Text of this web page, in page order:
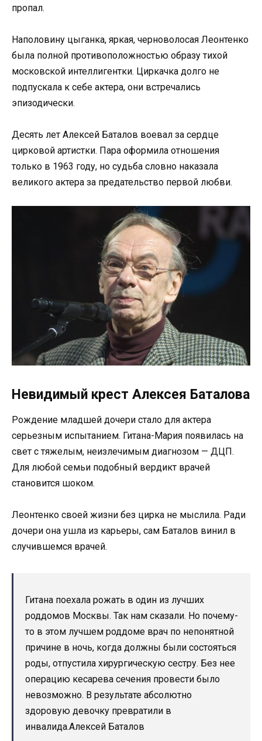
пропал.
Наполовину цыганка, яркая, черноволосая Леонтенко
была полной противоположностью образу тихой
московской интеллигентки. Циркачка долго не
подпускала к себе актера, они встречались
эпизодически.
Десять лет Алексей Баталов воевал за сердце
цирковой артистки. Пара оформила отношения
только в 1963 году, но судьба словно наказала
великого актера за предательство первой любви.
Невидимый крест Алексея Баталова
Рождение младшей дочери стало для актера
серьезным испытанием. Гитана-Мария появилась на
свет с тяжелым, неизлечимым диагнозом — ДЦП.
Для любой семьи подобный вердикт врачей
становится шоком.
Леонтенко своей жизни без цирка не мыслила. Ради
дочери она ушла из карьеры, сам Баталов винил в
случившемся врачей.
Гитана поехала рожать в один из лучших
роддомов Москвы. Так нам сказали. Но почему-
то в этом лучшем роддоме врач по непонятной
причине в ночь, когда должны были состояться
роды, отпустила хирургическую сестру. Без нее
операцию кесарева сечения провести было
невозможно. В результате абсолютно
здоровую девочку превратили в
инвалида.Алексей Баталов